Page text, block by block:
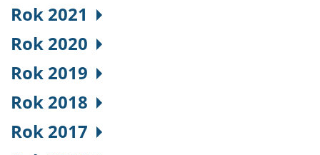
Rok 2021
Rok 2020
Rok 2019
Rok 2018
Rok 2017